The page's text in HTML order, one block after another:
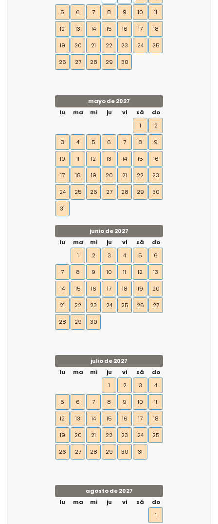
5 6 7 8 9 10 11
12 13 14 15 16 17 18
19 20 21 22 23 24 25
26 27 28 29 30
mayo de 2027
lu
ma mi ju vi sá
do
1
2
3 4 5 6 7 8 9
10 11 12 13 14 15 16
17 18 19 20 21 22 23
24 25 26 27 28 29 30
31
junio de 2027
lu
ma mi ju vi sá
do
1
2 3 4 5 6
7 8 9 10 11 12 13
14 15 16 17 18 19 20
21 22 23 24 25 26 27
28 29 30
julio de 2027
lu
ma mi ju vi sá
do
1
2 3 4
5 6 7 8 9 10 11
12 13 14 15 16 17 18
19 20 21 22 23 24 25
26 27 28 29 30 31
agosto de 2027
lu
ma mi ju vi sá
do
1